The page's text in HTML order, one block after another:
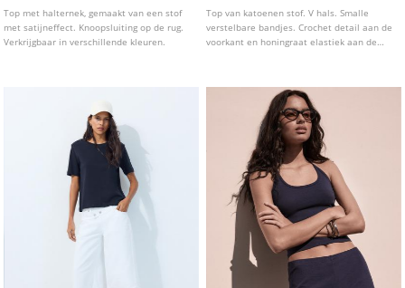
Top met halternek, gemaakt van een stof
met satijneffect. Knoopsluiting op de rug.
Verkrijgbaar in verschillende kleuren.
Top van katoenen stof. V hals. Smalle
verstelbare bandjes. Crochet detail aan de
voorkant en honingraat elastiek aan de